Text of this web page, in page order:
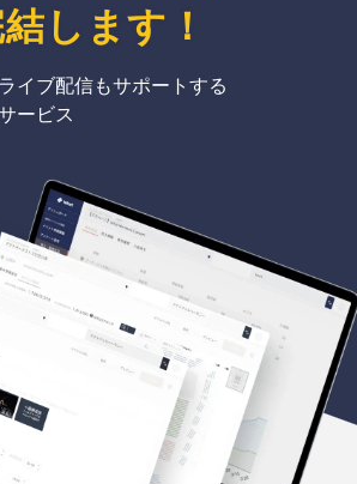
します ！
イブ配信もサポートする
ービス